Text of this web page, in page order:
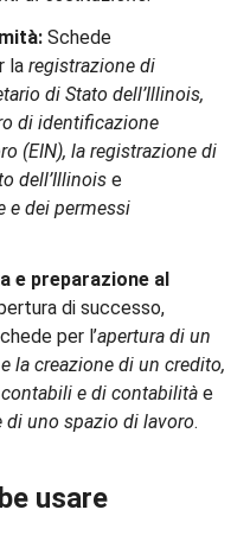
Schede
la registrazione di
di Stato dell’Illinois,
di identificazione
(EIN), la registrazione di
dell’Illinois e
e dei permessi
e preparazione al
di successo,
per l’apertura di un
la creazione di un credito,
e di contabilità e
di uno spazio di lavoro.
usare